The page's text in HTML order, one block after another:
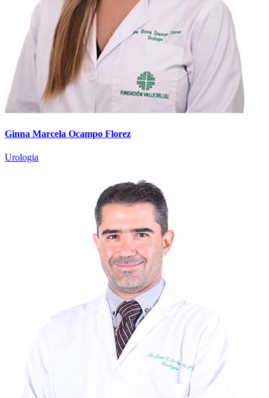
Ginna Marcela Ocampo Florez
Urologia